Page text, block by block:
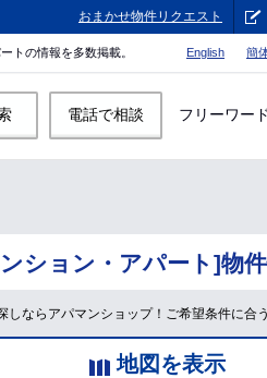
おまかせ物件リクエスト
トの情報を多数掲載。 English 簡
電話で相談 フリーワー
ション・アパート]物
ならアパマンショップ！ご希望条件に合
地図を表示